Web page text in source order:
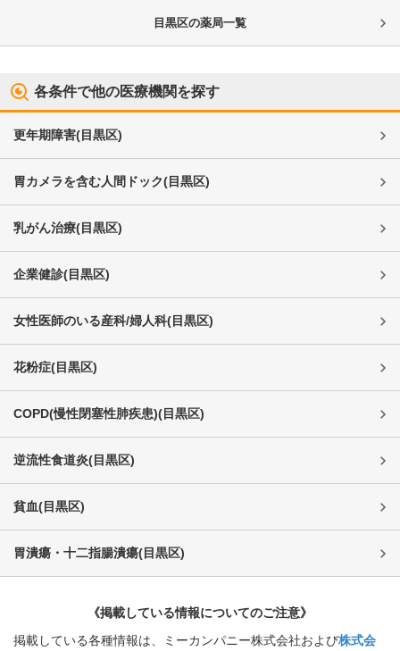
目黒区の薬局一覧
各条件で他の医療機関を探す
更年期障害(目黒区)
胃カメラを含む人間ドック(目黒区)
乳がん治療(目黒区)
企業健診(目黒区)
女性医師のいる産科/婦人科(目黒区)
花粉症(目黒区)
COPD(慢性閉塞性肺疾患)(目黒区)
逆流性食道炎(目黒区)
貧血(目黒区)
胃潰瘍・十二指腸潰瘍(目黒区)
《掲載している情報についてのご注意》
掲載している各種情報は、ミーカンパニー株式会社および株式会